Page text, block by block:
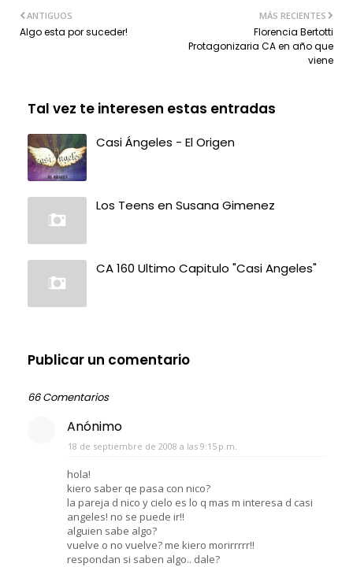
MÁS RECIENTES
Florencia Bertotti
Protagonizaria CA en año que
viene
ANTIGUOS
Algo esta por suceder!
Tal vez te interesen estas entradas
Casi Ángeles - El Origen
Los Teens en Susana Gimenez
CA 160 Ultimo Capitulo "Casi Angeles"
Publicar un comentario
66 Comentarios
Anónimo
18 de septiembre de 2008 a las 9:15 p.m.
hola!
kiero saber qe pasa con nico?
la pareja d nico y cielo es lo q mas m interesa d casi
angeles! no se puede ir!!
alguien sabe algo?
vuelve o no vuelve? me kiero morirrrrr!!
respondan si saben algo.. dale?